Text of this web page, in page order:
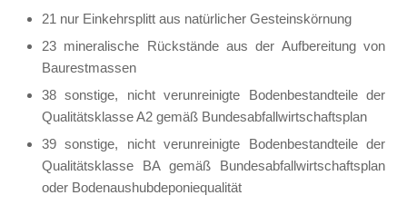
21 nur Einkehrsplitt aus natürlicher Gesteinskörnung
23 mineralische Rückstände aus der Aufbereitung von
Baurestmassen
38 sonstige, nicht verunreinigte Bodenbestandteile der
Qualitätsklasse A2 gemäß Bundesabfallwirtschaftsplan
39 sonstige, nicht verunreinigte Bodenbestandteile der
Qualitätsklasse BA gemäß Bundesabfallwirtschaftsplan
oder Bodenaushubdeponiequalität